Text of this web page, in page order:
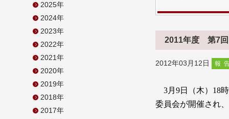
2025年
2024年
2023年
2022年
2021年
2020年
2019年
2018年
2017年
2011年度 第7回
2012年03月12日 報
3月 9日（木） 18時
委員会が開催され